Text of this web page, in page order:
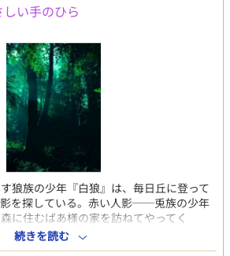
い手のひら
狼族の少年『白狼』は、毎日丘に登って
を探している。赤い人影──兎族の少年
に住むばあ様の家を訪ねてやってく
けた、たいせつなもの。小さなきみの
の宝物になった──。
続きを読む